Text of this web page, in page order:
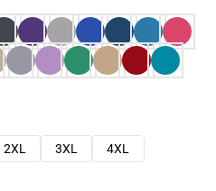
2XL 3XL
4XL